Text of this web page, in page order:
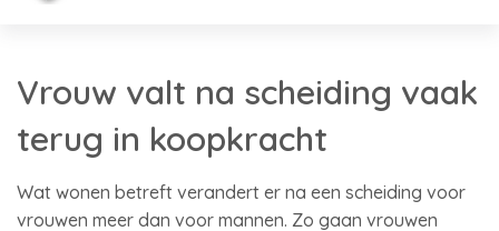
Vrouw valt na scheiding vaak
terug in koopkracht
Wat wonen betreft verandert er na een scheiding voor
vrouwen meer dan voor mannen. Zo gaan vrouwen